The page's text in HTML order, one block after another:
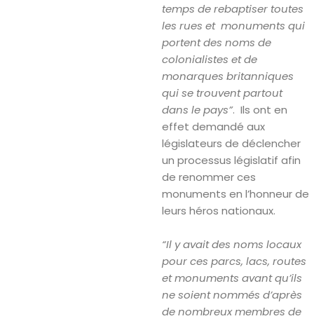
temps de rebaptiser toutes
les rues et monuments qui
portent des noms de
colonialistes et de
monarques britanniques
qui se trouvent partout
dans le pays”. Ils ont en
effet demandé aux
législateurs de déclencher
un processus législatif afin
de renommer ces
monuments en l’honneur de
leurs héros nationaux.
“Il y avait des noms locaux
pour ces parcs, lacs, routes
et monuments avant qu’ils
ne soient nommés d’après
de nombreux membres de